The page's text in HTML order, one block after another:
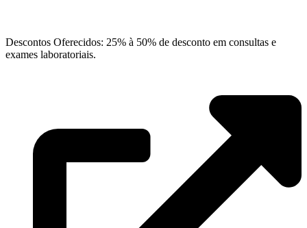
Descontos Oferecidos: 25% à 50% de desconto em consultas e
exames laboratoriais.